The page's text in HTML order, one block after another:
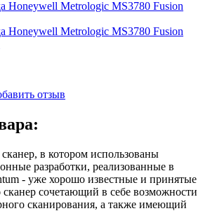
отзыв
в котором использованы
разработки, реализованные в
- уже хорошо известные и принятые
сочетающий в себе возможности
сканирования, а также имеющий